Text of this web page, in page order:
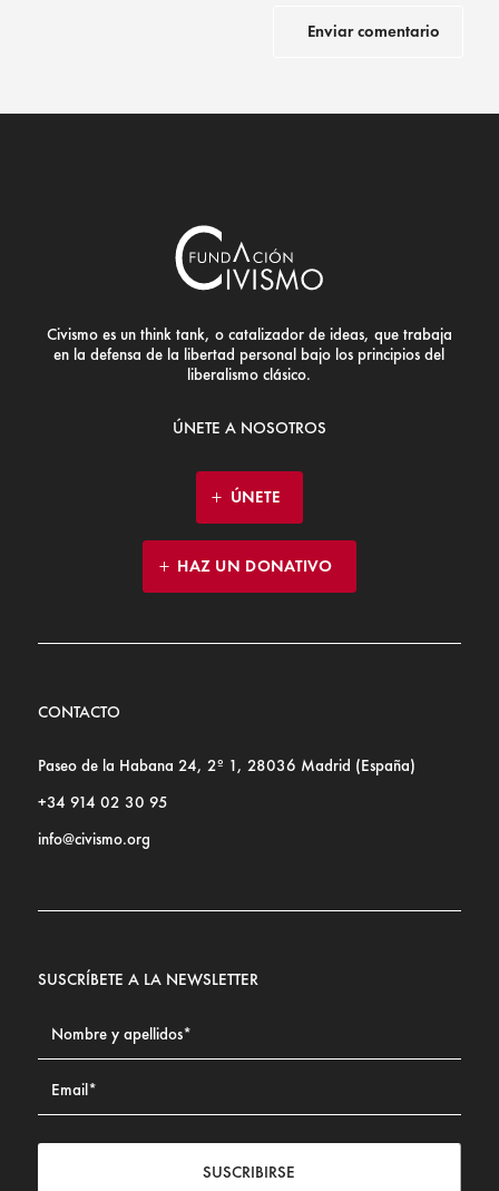
Civismo es un think tank, o catalizador de ideas, que trabaja
en la defensa de la libertad personal bajo los principios del
liberalismo clásico.
ÚNETE A NOSOTROS
ÚNETE
HAZ UN DONATIVO
CONTACTO
Paseo de la Habana 24, 2º 1, 28036 Madrid (España)
+34 914 02 30 95
info@civismo.org
SUSCRÍBETE A LA NEWSLETTER
SUSCRIBIRSE